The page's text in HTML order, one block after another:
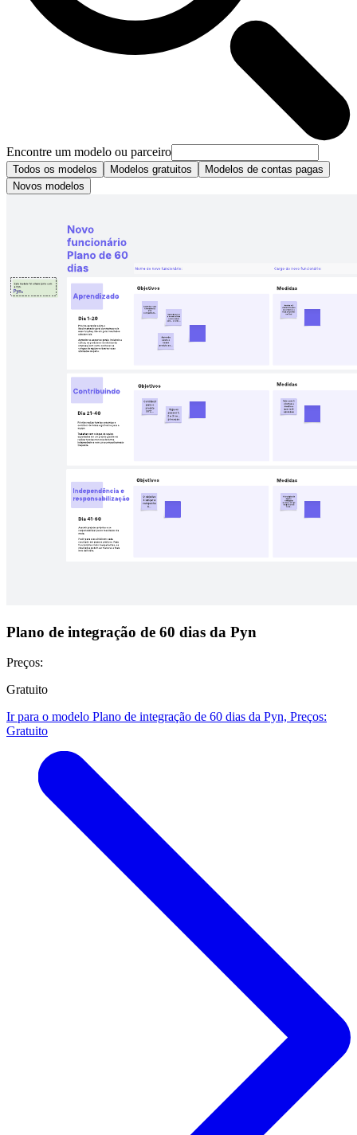
Encontre um modelo ou parceiro
Todos os modelos Modelos gratuitos
Modelos de contas pagas
Novos modelos
Plano de integração de 60 dias da Pyn
Preços:
Gratuito
Ir para o modelo Plano de integração de 60 dias da Pyn, Preços:
Gratuito